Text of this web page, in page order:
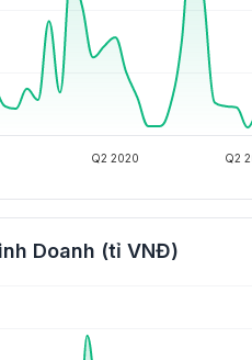
Q2 2020 Q2
Doanh (tỉ VNĐ)